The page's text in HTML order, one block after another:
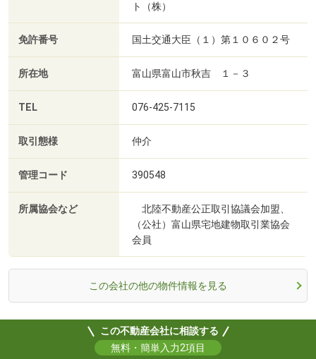
ト（株）
免許番号 国土交通大臣（１）第１０６０２号
所在地 富山県富山市秋吉 １－３
TEL 076-425-7115
取引態様 仲介
管理コード 390548
所属協会など
北陸不動産公正取引協議会加盟、
（公社）富山県宅地建物取引業協会
会員
この会社の他の物件情報を見る
この不動産会社に相談する
無料・簡単入力2項目